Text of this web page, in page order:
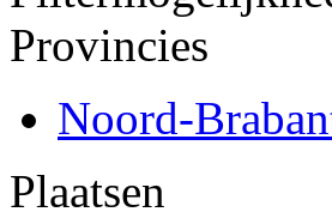
Provincies
Noord-
Plaatsen